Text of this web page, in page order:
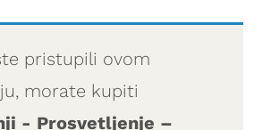
pristupili ovom
morate kupiti
- Prosvetljenje –